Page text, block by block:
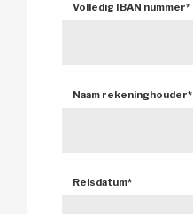
Volledig IBAN nummer*
Naam rekeninghouder*
Reisdatum*